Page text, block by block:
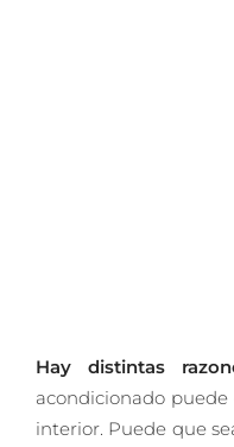
Hay distintas
acondicionado
interior. Puede que